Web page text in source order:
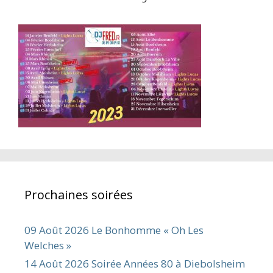
Prochaines soirées
09 Août 2026 Le Bonhomme « Oh Les
Welches »
14 Août 2026 Soirée Années 80 à Diebolsheim